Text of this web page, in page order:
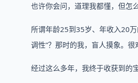
也许你会问，道理我都懂，但怎
所谓年龄25到35岁、年收入20
调性”？那时的我，盲人摸象。很
经过这么多年，我终于收获到的